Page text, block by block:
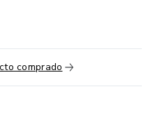
comprado